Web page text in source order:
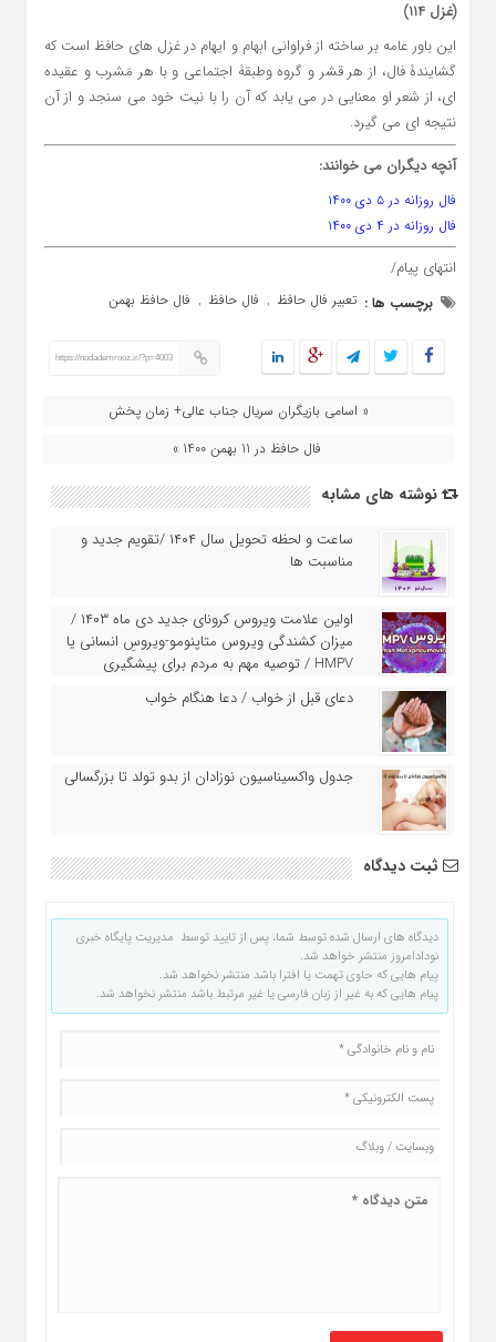
(غزل 114)
این باور عامه بر ساخته از فراوانی ابهام و ایهام در غزل های حافظ است که
گشایندۀ فال، از هر قشر و گروه وطبقۀ اجتماعی و با هر مَشرب و عقیده
ای، از شعر او معنایی در می یابد که آن را با نیت خود می سنجد و از آن
نتیجه ای می گیرد.
آنچه دیگران می خوانند:
فال روزانه در ۵ دی ۱۴۰۰
فال روزانه در ۴ دی ۱۴۰۰
انتهای پیام/
برچسب ها : تعبیر فال حافظ , فال حافظ , فال حافظ بهمن
https://nodademrooz.ir/?p=4003
« اسامی بازیگران سریال جناب عالی+ زمان پخش
فال حافظ در 11 بهمن 1400 »
نوشته های مشابه
ساعت و لحظه تحویل سال ۱۴۰۴ /تقویم جدید و
مناسبت ها
اولین علامت ویروس کرونای جدید دی ماه ۱۴۰۳ /
میزان کشندگی ویروس متاپنومو-ویروسِ انسانی یا
HMPV / توصیه مهم به مردم برای پیشگیری
دعای قبل از خواب / دعا هنگام خواب
جدول واکسیناسیون نوزادان از بدو تولد تا بزرگسالی
ثبت دیدگاه
دیدگاه های ارسال شده توسط شما، پس از تایید توسط مدیریت پایگاه خبری
نودادامروز منتشر خواهد شد.
پیام هایی که حاوی تهمت یا افترا باشد منتشر نخواهد شد.
پیام هایی که به غیر از زبان فارسی یا غیر مرتبط باشد منتشر نخواهد شد.